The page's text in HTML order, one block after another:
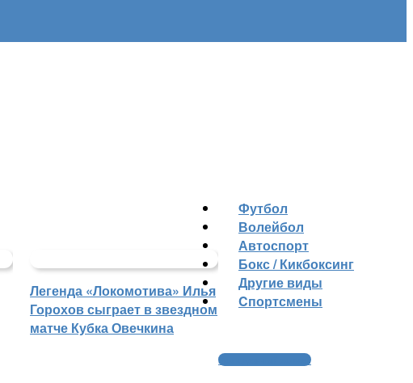
Легенда «Локомотива» Илья
Горохов сыграет в звездном
матче Кубка Овечкина
Футбол
Волейбол
Автоспорт
Бокс / Кикбоксинг
Другие виды
Cпортсмены
Молодежный хоккей